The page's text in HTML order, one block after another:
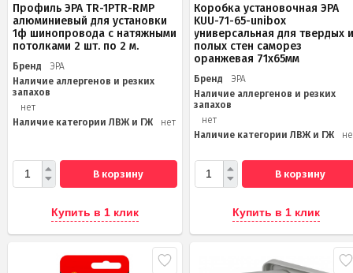
Профиль ЭРА TR-1PTR-RMP
алюминиевый для установки
1ф шинопровода с натяжными
потолками 2 шт. по 2 м.
Бренд
ЭРА
Наличие аллергенов и резких
запахов
нет
Наличие категории ЛВЖ и ГЖ
нет
В корзину
Купить в 1 клик
Коробка установочная ЭРА
KUU-71-65-unibox
универсальная для твердых
полых стен саморез
оранжевая 71х65мм
Бренд
ЭРА
Наличие аллергенов и резких
запахов
нет
Наличие категории ЛВЖ и ГЖ
В корзину
Купить в 1 клик